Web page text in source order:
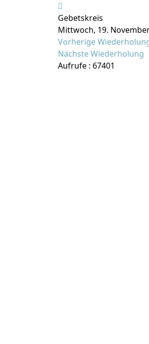
Gebetskreis
Mittwoch, 19.
Vorherige
Nächste Wiederholung
Aufrufe : 67401